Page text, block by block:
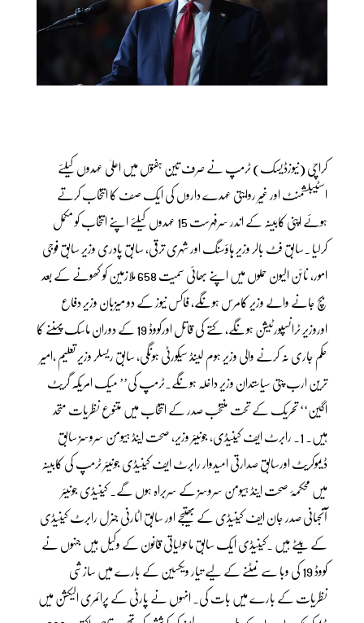
کراچی (نیوزڈیسک) ٹرمپ نے صرف تین ہفتوں میں اعلیٰ عہدوں کیلئے
اسٹیبلشمنٹ اور غیر روایتی عہدے داروں کی ایک صف کا انتخاب کرتے
ہوئے اپنی کابینہ کے اندر سرفہرست 15 عہدوں کیلئے اپنے انتخاب کو مکمل
کرلیا ۔سابق فٹ بالر وزیر ہاؤسنگ اور شہری ترقی، سابق پادری وزیر سابق فوجی
امور، نائن الیون حملوں میں اپنے بھائی سمیت 658 ملازمین کو کھونے کے بعد
بچ جانے والے وزیر کامرس ہونگے، فاکس نیوز کے دو میزبان وزیر دفاع
اوروزیر ٹرانسپورٹیشن ہونگے، کتے کی قاتل اورکووڈ 19 کے دوران ماسک پہننے کا
حکم جاری نہ کرنے والی وزیر ہوم لینڈ سیکورٹی ہونگی، سابق ریسلر وزیر تعلیم ،امیر
ترین ارب پتی سیاستدان وزیر داخلہ ہونگے۔ٹرمپ کی’’ میک امریکہ گریٹ
اگین‘‘ تحریک کے تحت منتخب صدر کے انتخاب میں متنوع نظریات متحد
ہیں۔ 1۔ رابرٹ ایف کینیڈی، جونیئر وزیر، صحت اینڈ ہیومن سروسز سابق
ڈیموکریٹ اورسابق صدارتی امیدوار رابرٹ ایف کینیڈی جونیئر ٹرمپ کی کابینہ
میں محکمۂ صحت اینڈ ہیومن سروسز کے سربراہ ہوں گے۔ کینیڈی جونیئر
آنجہانی صدر جان ایف کینیڈی کے بھتیجے اور سابق اٹارنی جنرل رابرٹ کینیڈی
کے بیٹے ہیں ۔کینیڈی ایک سابق ماحولیاتی قانون کے وکیل ہیں جنہوں نے
کووڈ 19 کی وبا سے نمٹنے کے لیے تیار ویکسین کے بارے میں سازشی
نظریات کے بارے میں بات کی۔ انہوں نے پارٹی کے پرائمری الیکشن میں